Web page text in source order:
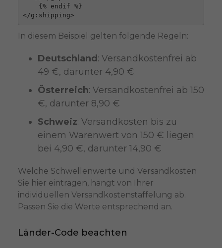
In diesem Beispiel gelten folgende Regeln:
Deutschland: Versandkostenfrei ab
49 €, darunter 4,90 €
Österreich: Versandkostenfrei ab 150
€, darunter 8,90 €
Schweiz: Versandkosten bis zu
einem Warenwert von 150 € liegen
bei 4,90 €, darunter 14,90 €
Welche Schwellenwerte und Versandkosten
Sie hier eintragen, hängt von Ihrer
individuellen Versandkostenstaffelung ab.
Passen Sie die Werte entsprechend an.
Länder-Code beachten